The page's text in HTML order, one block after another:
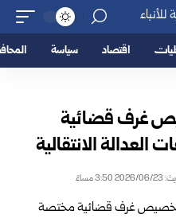
اقتصاد سياسة
غرف قضائية
العدالة الانتقالية
مساءً